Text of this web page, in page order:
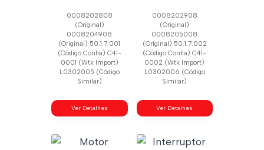
0008202808
(Original)
0008204908
(Original) 50.1.7.001
(Código Confia) C41-
0001 (Wtk Import)
L0302005 (Código
Similar)
Ver Detalhes
0008202908
(Original)
0008205008
(Original) 50.1.7.002
(Código Confia) C41-
0002 (Wtk Import)
L0302006 (Código
Similar)
Ver Detalhes